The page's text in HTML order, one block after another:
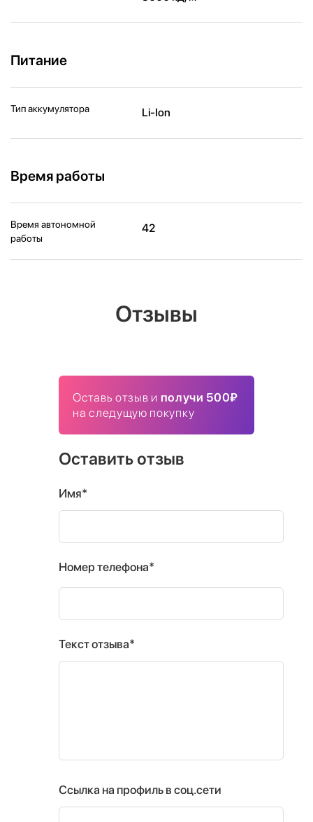
Питание
Тип аккумулятора Li-Ion
Время работы
Время автономной
работы
42
Отзывы
Оставь отзыв и получи 500₽
на следущую покупку
Оставить отзыв
Имя*
Номер телефона*
Текст отзыва*
Ссылка на профиль в соц.сети